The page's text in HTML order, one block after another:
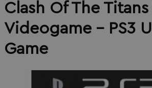
Clash Of The Titans
Videogame - PS3
Game